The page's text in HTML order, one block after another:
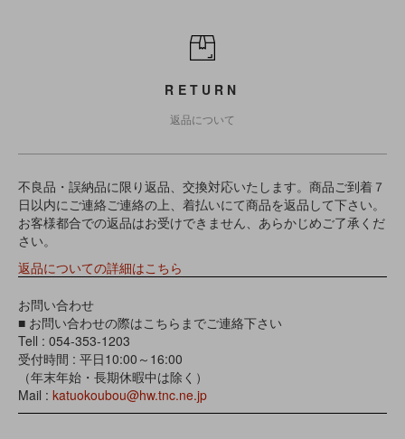
RETURN
返品について
不良品・誤納品に限り返品、交換対応いたします。商品ご到着７
日以内にご連絡ご連絡の上、着払いにて商品を返品して下さい。
お客様都合での返品はお受けできません、あらかじめご了承くだ
さい。
返品についての詳細はこちら
お問い合わせ
■ お問い合わせの際はこちらまでご連絡下さい
Tell : 054-353-1203
受付時間 : 平日10:00～16:00
（年末年始・長期休暇中は除く）
Mail : katuokoubou@hw.tnc.ne.jp